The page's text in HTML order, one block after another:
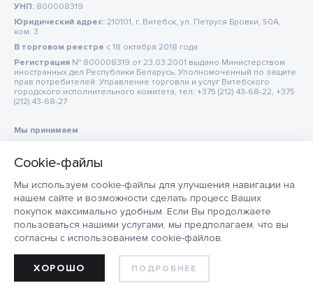
Мы используем cookie-файлы для улучшения навигации на
нашем сайте и возможности сделать процесс Ваших
покупок максимально удобным. Если Вы продолжаете
пользоваться нашими услугами, мы предполагаем, что вы
согласны с использованием cookie-файлов.
ПОДРОБНЕЕ
ХОРОШО
ДОБАВИТЬ В КОРЗИНУ
УНП: 800008319
Юридический адрес: 210101, г. Витебск, ул. Петруся Бровки, 50А,
ком. 3
В торговом реестре c 18 октября 2018 года
Регистрация № 800008319 от 23.03.2001 выдано Министерством
иностранных дел Республики Беларусь. Уполномоченный по защите
прав потребителей: Управление торговли и услуг Витебского
городского исполнительного комитета, тел: +375 (212) 43-68-22, +375
(212) 43-68-27
Мы принимаем